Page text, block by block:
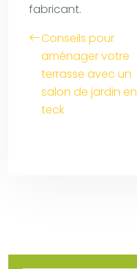
fabricant.
Conseils pour
aménager votre
terrasse avec un
salon de jardin en
teck